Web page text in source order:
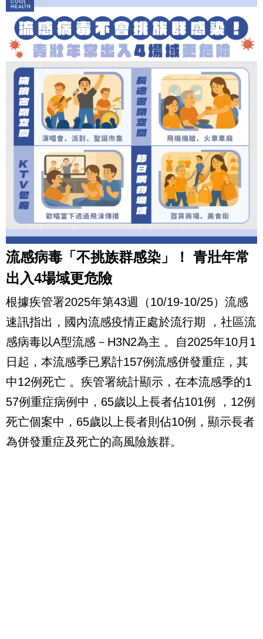
流感病毒「不挑族群感染」！ 青壯年常
出入4場域更危險
根據疾管署2025年第43週（10/19-10/25）流感
速訊指出，國內流感疫情正處於流行期 ，社區流
感病毒以A型流感－H3N2為主 。自2025年10月1
日起，本流感季已累計157例流感併發重症，其
中12例死亡 。疾管署統計顯示，在本流感季的1
57例重症病例中，65歲以上長者佔101例 ，12例
死亡個案中，65歲以上長者則佔10例，顯示長者
為併發重症及死亡的高風險族群。